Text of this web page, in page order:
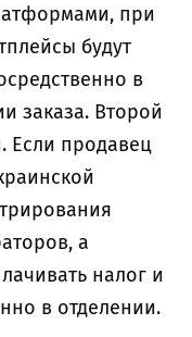
при
будут
в
заказа. Второй
Если продавец
а
налог и
в отделении.